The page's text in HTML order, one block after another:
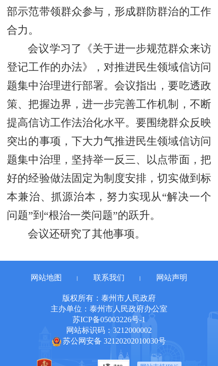
部示范带领群众参与，形成群防群治的工作
合力。
会议学习了《关于进一步规范群众来访
登记工作的办法》，对推进民生领域信访问
题集中治理进行部署。会议指出，要吃透政
策、把握边界，进一步完善工作机制，不断
提高信访工作法治化水平。要围绕群众反映
突出的事项，下大力气推进民生领域信访问
题集中治理，坚持举一反三、以点带面，把
好的经验做法固定为制度安排，切实做到标
本兼治、抓源治本，努力实现从“解决一个
问题”到“根治一类问题”的跃升。
会议还研究了其他事项。
网站地图 联系我们 网站声明
版权所有：泰州市人民政府
主办单位：泰州市人民政府办公室
苏ICP备05003226号-1
网站标识码：3212000002
苏公网安备 32120202010030号